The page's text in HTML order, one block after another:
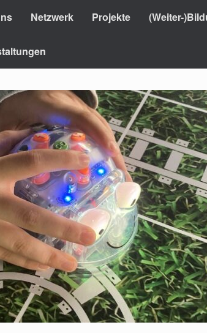
Netzwerk Projekte (Weiter-